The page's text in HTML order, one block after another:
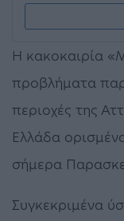
Η κακοκαιρία
προβλήματα
περιοχές της
Ελλάδα
σήμερα
Συγκεκριμένα